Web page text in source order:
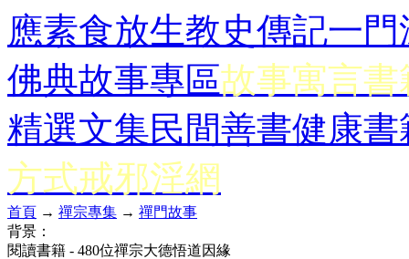
應素食放生教史傳記一門
佛典故事專區故事寓言書
精選文集民間善書健康書
方式戒邪淫網
首頁 → 禪宗專集 → 禪門故事
背景：
閱讀書籍 - 480位禪宗大德悟道因緣